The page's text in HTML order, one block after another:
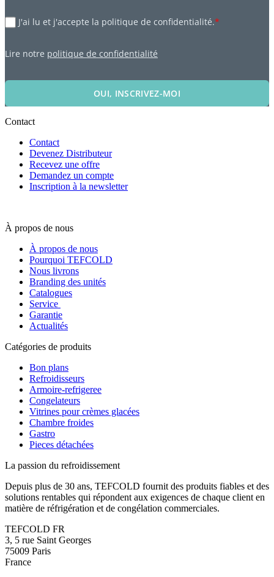
J'ai lu et j'accepte la politique de confidentialité.*
Lire notre politique de confidentialité
OUI, INSCRIVEZ-MOI
Contact
Contact
Devenez Distributeur
Recevez une offre
Demandez un compte
Inscription à la newsletter
À propos de nous
À propos de nous
Pourquoi TEFCOLD
Nous livrons
Branding des unités
Catalogues
Service
Garantie
Actualités
Catégories de produits
Bon plans
Refroidisseurs
Armoire-refrigeree
Congelateurs
Vitrines pour crèmes glacées
Chambre froides
Gastro
Pieces détachées
La passion du refroidissement
Depuis plus de 30 ans, TEFCOLD fournit des produits fiables et des
solutions rentables qui répondent aux exigences de chaque client en
matière de réfrigération et de congélation commerciales.
TEFCOLD FR
3, 5 rue Saint Georges
75009 Paris
France